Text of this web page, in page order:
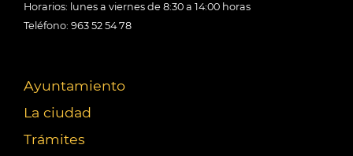
Horarios: lunes a viernes de 8:30 a 14:00 horas
Teléfono: 963 52 54 78
Ayuntamiento
La ciudad
Trámites